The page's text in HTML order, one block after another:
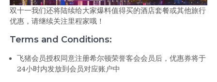
双十一我们还将陆续给大家爆料值得买的酒店套餐或其他旅行
优惠，请继续关注里程家哦！
Terms and Conditions:
飞猪会员授权同意注册希尔顿荣誉客会会员后，优惠券将于
24小时内发放到会员对应账户中